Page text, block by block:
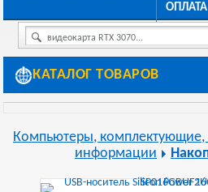
видеокарта RTX 3070...
КАТАЛОГ ТОВАРОВ
Компьютеры, комплектующие,
информации